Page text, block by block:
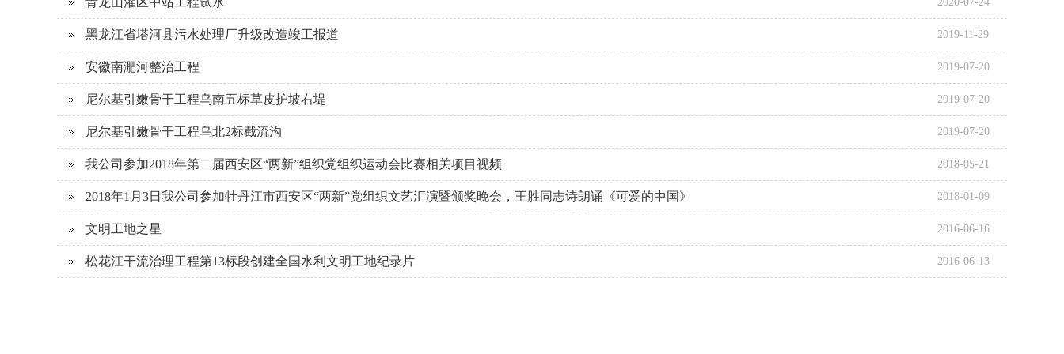
黑龙江省塔河县污水处理厂升级改造竣工报道 2019-11-29
安徽南淝河整治工程 2019-07-20
尼尔基引嫩骨干工程乌南五标草皮护坡右堤 2019-07-20
尼尔基引嫩骨干工程乌北2标截流沟 2019-07-20
我公司参加2018年第二届西安区“两新”组织党组织运动会比赛相关项目视频 2018-05-21
2018年1月3日我公司参加牡丹江市西安区“两新”党组织文艺汇演暨颁奖晚会，王胜同志诗朗诵《可爱的中国》 2018-01-09
文明工地之星 2016-06-16
松花江干流治理工程第13标段创建全国水利文明工地纪录片 2016-06-13